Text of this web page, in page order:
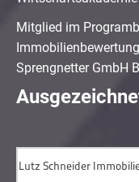
Mitglied im
Sprengnetter GmbH